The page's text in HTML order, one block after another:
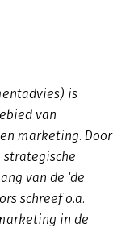
is
van
marketing. Door
van de ‘de
schreef o.a.
in de